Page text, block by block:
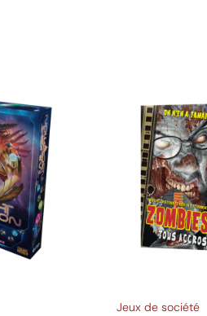
Jeux de société